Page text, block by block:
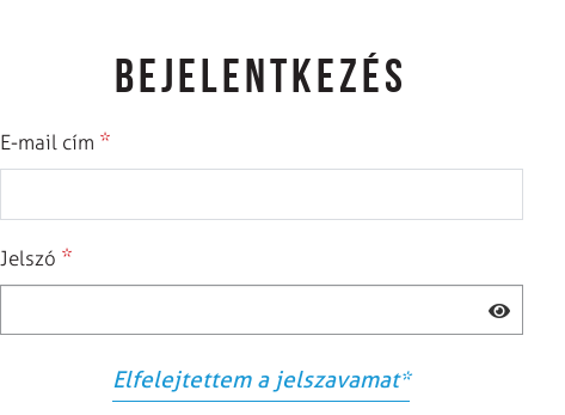
BEJELENTKEZÉS
E-mail cím *
Jelszó *
Elfelejtettem a jelszavamat*